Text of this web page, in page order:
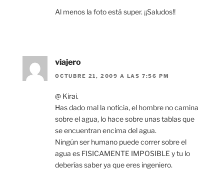
Al menos la foto está super. ¡¡Saludos!!
viajero
OCTUBRE 21, 2009 A LAS 7:56 PM
@ Kirai.
Has dado mal la noticia, el hombre no camina
sobre el agua, lo hace sobre unas tablas que
se encuentran encima del agua.
Ningún ser humano puede correr sobre el
agua es FISICAMENTE IMPOSIBLE y tu lo
deberías saber ya que eres ingeniero.